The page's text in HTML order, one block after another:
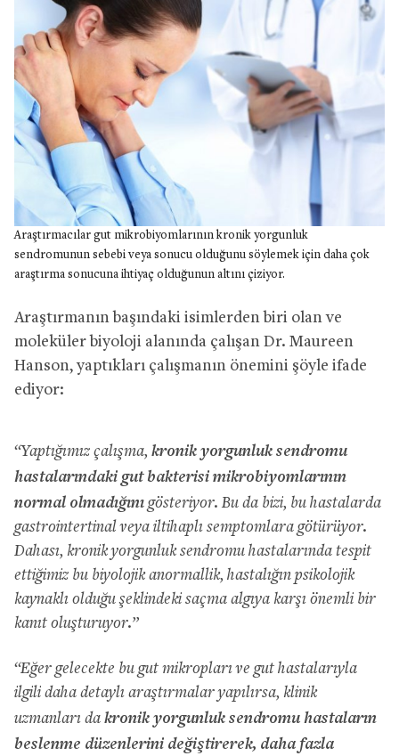
Araştırmacılar gut mikrobiyomlarının kronik yorgunluk
sendromunun sebebi veya sonucu olduğunu söylemek için daha çok
araştırma sonucuna ihtiyaç olduğunun altını çiziyor.
Araştırmanın başındaki isimlerden biri olan ve
moleküler biyoloji alanında çalışan Dr. Maureen
Hanson, yaptıkları çalışmanın önemini şöyle ifade
ediyor:
“Yaptığımız çalışma, kronik yorgunluk sendromu
hastalarındaki gut bakterisi mikrobiyomlarının
normal olmadığını gösteriyor. Bu da bizi, bu hastalarda
gastrointertinal veya iltihaplı semptomlara götürüyor.
Dahası, kronik yorgunluk sendromu hastalarında tespit
ettiğimiz bu biyolojik anormallik, hastalığın psikolojik
kaynaklı olduğu şeklindeki saçma algıya karşı önemli bir
kanıt oluşturuyor.”
“Eğer gelecekte bu gut mikropları ve gut hastalarıyla
ilgili daha detaylı araştırmalar yapılırsa, klinik
uzmanları da kronik yorgunluk sendromu hastaların
beslenme düzenlerini değiştirerek, daha fazla